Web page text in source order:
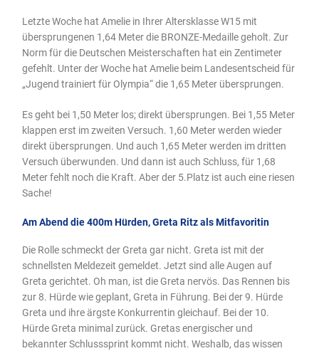
Letzte Woche hat Amelie in Ihrer Altersklasse W15 mit
übersprungenen 1,64 Meter die BRONZE-Medaille geholt. Zur
Norm für die Deutschen Meisterschaften hat ein Zentimeter
gefehlt. Unter der Woche hat Amelie beim Landesentscheid für
„Jugend trainiert für Olympia“ die 1,65 Meter übersprungen.
Es geht bei 1,50 Meter los; direkt übersprungen. Bei 1,55 Meter
klappen erst im zweiten Versuch. 1,60 Meter werden wieder
direkt übersprungen. Und auch 1,65 Meter werden im dritten
Versuch überwunden. Und dann ist auch Schluss, für 1,68
Meter fehlt noch die Kraft. Aber der 5.Platz ist auch eine riesen
Sache!
Am Abend die 400m Hürden, Greta Ritz als Mitfavoritin
Die Rolle schmeckt der Greta gar nicht. Greta ist mit der
schnellsten Meldezeit gemeldet. Jetzt sind alle Augen auf
Greta gerichtet. Oh man, ist die Greta nervös. Das Rennen bis
zur 8. Hürde wie geplant, Greta in Führung. Bei der 9. Hürde
Greta und ihre ärgste Konkurrentin gleichauf. Bei der 10.
Hürde Greta minimal zurück. Gretas energischer und
bekannter Schlusssprint kommt nicht. Weshalb, das wissen